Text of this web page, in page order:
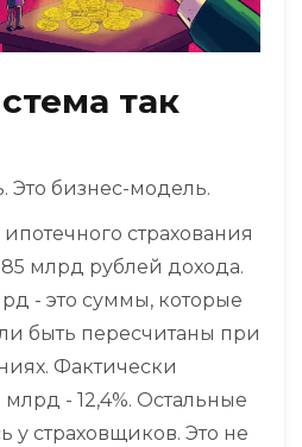
так
Это бизнес-модель.
страхования
млрд рублей дохода.
- это суммы, которые
быть пересчитаны при
Фактически
- 12,4%. Остальные
у страховщиков. Это не